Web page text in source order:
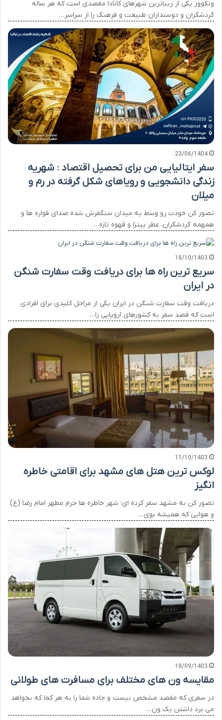
ونکوور یکی از زیباترین شهرهای کانادا مقصدی است که هر ساله
گردشگران و دوستداران طبیعت و فرهنگ را از سراسر…
23/06/1404
سفر ایتالیایی من برای تحصیل اقتصاد : شهریه
زندگی دانشجویی و رویاهای شکل گرفته در رم و
میلان
تصور کن خودت رو وسط یه میدان سنگفرش شده صدای فواره ها و
همهمه گردشگران. عطر پیتزا و قهوه تازه…
18/10/1403
سریع ترین راه ها برای دریافت وقت سفارت شنگن
در ایران
دریافت وقت سفارت شنگن در ایران یکی از مراحل کلیدی برای افرادی
است که قصد سفر به کشورهای اروپایی را…
11/10/1403
لوکس ترین هتل های مشهد برای اقامتی خاطره
انگیز
تصور کن به مشهد سفر کرده ای؛ شهر خاطره ها حرم مطهر امام رضا (ع)
و هوایی که همیشه بوی…
18/09/1403
مقایسه ون های مختلف برای مسافرت های طولانی
در سفری که مقصد مشخص نیست و جاده شما را به هر کجا که بخواهد
می برد داشتن یک ون…